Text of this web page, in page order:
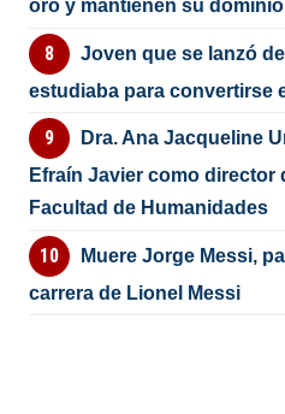
oro y mantienen su dominio
Joven que se lanzó
estudiaba para convertirse
Dra. Ana Jacqueline
Efraín Javier como director
Facultad de Humanidades
Muere Jorge Messi,
carrera de Lionel Messi